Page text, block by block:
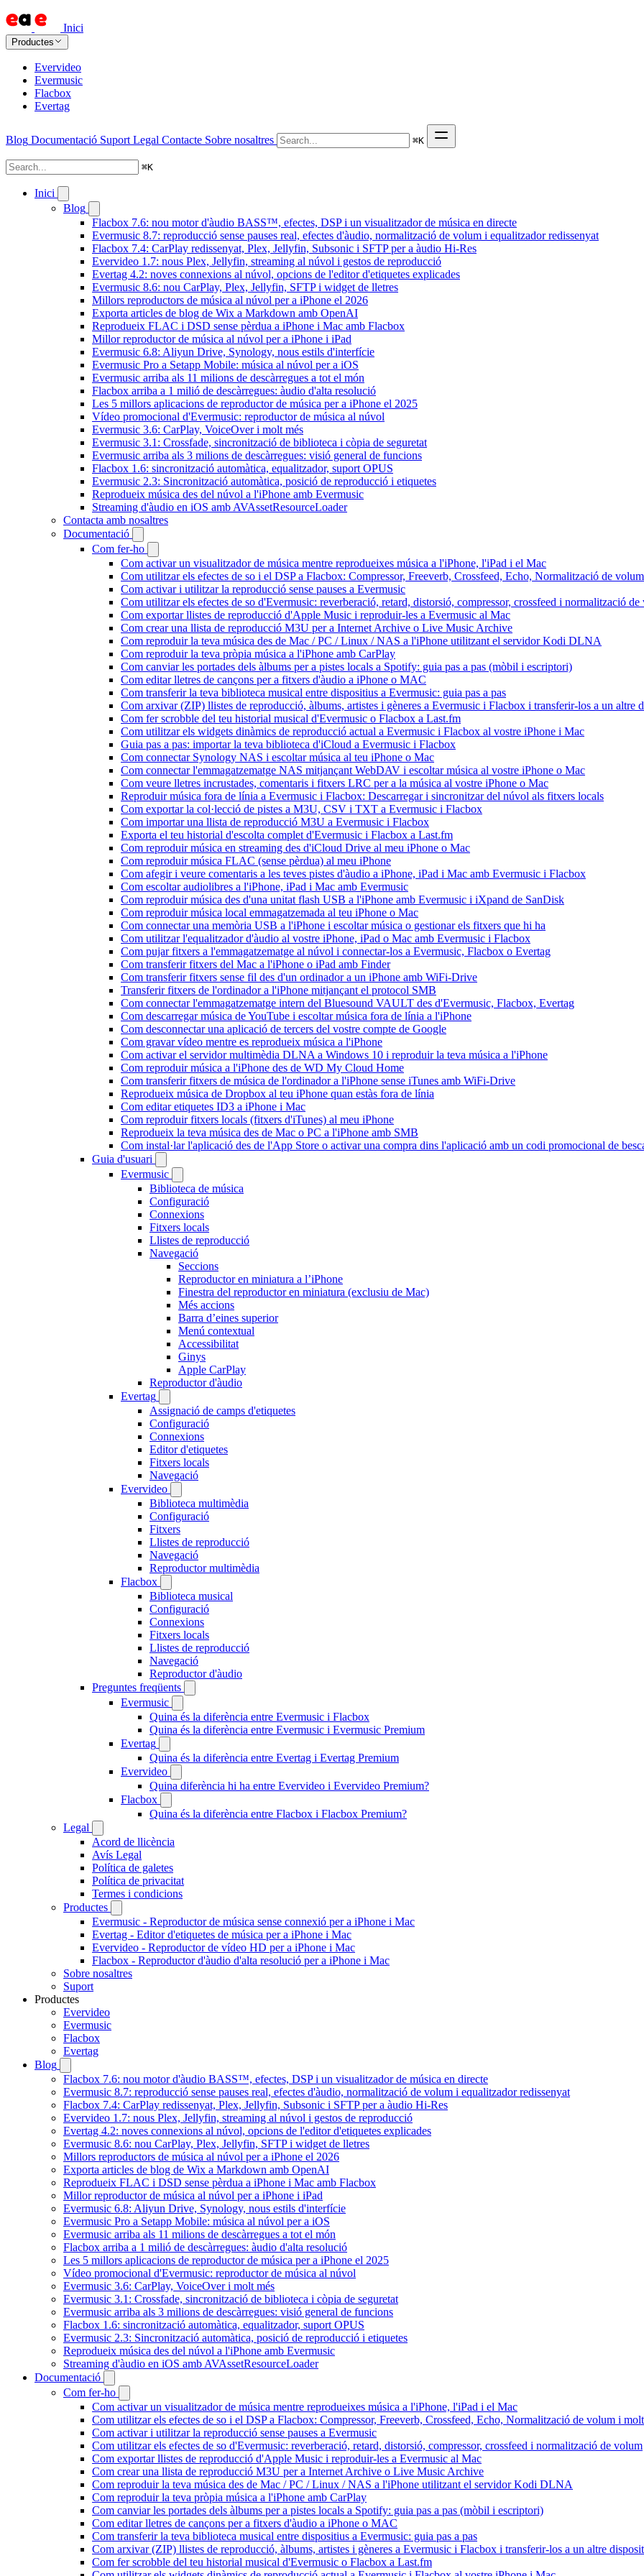
Inici
Productes
Evervideo
Evermusic
Flacbox
Evertag
Blog Documentació Suport Legal Contacte Sobre nosaltres ⌘K
⌘K
Inici
Blog
Flacbox 7.6: nou motor d'àudio BASS™, efectes, DSP i un visualitzador de música en directe
Evermusic 8.7: reproducció sense pauses real, efectes d'àudio, normalització de volum i equalitzador redissenyat
Flacbox 7.4: CarPlay redissenyat, Plex, Jellyfin, Subsonic i SFTP per a àudio Hi-Res
Evervideo 1.7: nous Plex, Jellyfin, streaming al núvol i gestos de reproducció
Evertag 4.2: noves connexions al núvol, opcions de l'editor d'etiquetes explicades
Evermusic 8.6: nou CarPlay, Plex, Jellyfin, SFTP i widget de lletres
Millors reproductors de música al núvol per a iPhone el 2026
Exporta articles de blog de Wix a Markdown amb OpenAI
Reprodueix FLAC i DSD sense pèrdua a iPhone i Mac amb Flacbox
Millor reproductor de música al núvol per a iPhone i iPad
Evermusic 6.8: Aliyun Drive, Synology, nous estils d'interfície
Evermusic Pro a Setapp Mobile: música al núvol per a iOS
Evermusic arriba als 11 milions de descàrregues a tot el món
Flacbox arriba a 1 milió de descàrregues: àudio d'alta resolució
Les 5 millors aplicacions de reproductor de música per a iPhone el 2025
Vídeo promocional d'Evermusic: reproductor de música al núvol
Evermusic 3.6: CarPlay, VoiceOver i molt més
Evermusic 3.1: Crossfade, sincronització de biblioteca i còpia de seguretat
Evermusic arriba als 3 milions de descàrregues: visió general de funcions
Flacbox 1.6: sincronització automàtica, equalitzador, suport OPUS
Evermusic 2.3: Sincronització automàtica, posició de reproducció i etiquetes
Reprodueix música des del núvol a l'iPhone amb Evermusic
Streaming d'àudio en iOS amb AVAssetResourceLoader
Contacta amb nosaltres
Documentació
Com fer-ho
Com activar un visualitzador de música mentre reprodueixes música a l'iPhone, l'iPad i el Mac
Com utilitzar els efectes de so i el DSP a Flacbox: Compressor, Freeverb, Crossfeed, Echo, Normalització de
Com activar i utilitzar la reproducció sense pauses a Evermusic
Com utilitzar els efectes de so d'Evermusic: reverberació, retard, distorsió, compressor, crossfeed i normalització de
Com exportar llistes de reproducció d'Apple Music i reproduir-les a Evermusic al Mac
Com crear una llista de reproducció M3U per a Internet Archive o Live Music Archive
Com reproduir la teva música des de Mac / PC / Linux / NAS a l'iPhone utilitzant el servidor Kodi DLNA
Com reproduir la teva pròpia música a l'iPhone amb CarPlay
Com canviar les portades dels àlbums per a pistes locals a Spotify: guia pas a pas (mòbil i escriptori)
Com editar lletres de cançons per a fitxers d'àudio a iPhone o MAC
Com transferir la teva biblioteca musical entre dispositius a Evermusic: guia pas a pas
Com arxivar (ZIP) llistes de reproducció, àlbums, artistes i gèneres a Evermusic i Flacbox i transferir-los a un altre
Com fer scrobble del teu historial musical d'Evermusic o Flacbox a Last.fm
Com utilitzar els widgets dinàmics de reproducció actual a Evermusic i Flacbox al vostre iPhone i Mac
Guia pas a pas: importar la teva biblioteca d'iCloud a Evermusic i Flacbox
Com connectar Synology NAS i escoltar música al teu iPhone o Mac
Com connectar l'emmagatzematge NAS mitjançant WebDAV i escoltar música al vostre iPhone o Mac
Com veure lletres incrustades, comentaris i fitxers LRC per a la música al vostre iPhone o Mac
Reproduir música fora de línia a Evermusic i Flacbox: Descarregar i sincronitzar del núvol als fitxers locals
Com exportar la col·lecció de pistes a M3U, CSV i TXT a Evermusic i Flacbox
Com importar una llista de reproducció M3U a Evermusic i Flacbox
Exporta el teu historial d'escolta complet d'Evermusic i Flacbox a Last.fm
Com reproduir música en streaming des d'iCloud Drive al meu iPhone o Mac
Com reproduir música FLAC (sense pèrdua) al meu iPhone
Com afegir i veure comentaris a les teves pistes d'àudio a iPhone, iPad i Mac amb Evermusic i Flacbox
Com escoltar audiolibres a l'iPhone, iPad i Mac amb Evermusic
Com reproduir música des d'una unitat flash USB a l'iPhone amb Evermusic i iXpand de SanDisk
Com reproduir música local emmagatzemada al teu iPhone o Mac
Com connectar una memòria USB a l'iPhone i escoltar música o gestionar els fitxers que hi ha
Com utilitzar l'equalitzador d'àudio al vostre iPhone, iPad o Mac amb Evermusic i Flacbox
Com pujar fitxers a l'emmagatzematge al núvol i connectar-los a Evermusic, Flacbox o Evertag
Com transferir fitxers del Mac a l'iPhone o iPad amb Finder
Com transferir fitxers sense fil des d'un ordinador a un iPhone amb WiFi-Drive
Transferir fitxers de l'ordinador a l'iPhone mitjançant el protocol SMB
Com connectar l'emmagatzematge intern del Bluesound VAULT des d'Evermusic, Flacbox, Evertag
Com descarregar música de YouTube i escoltar música fora de línia a l'iPhone
Com desconnectar una aplicació de tercers del vostre compte de Google
Com gravar vídeo mentre es reprodueix música a l'iPhone
Com activar el servidor multimèdia DLNA a Windows 10 i reproduir la teva música a l'iPhone
Com reproduir música a l'iPhone des de WD My Cloud Home
Com transferir fitxers de música de l'ordinador a l'iPhone sense iTunes amb WiFi-Drive
Reprodueix música de Dropbox al teu iPhone quan estàs fora de línia
Com editar etiquetes ID3 a iPhone i Mac
Com reproduir fitxers locals (fitxers d'iTunes) al meu iPhone
Reprodueix la teva música des de Mac o PC a l'iPhone amb SMB
Com instal·lar l'aplicació des de l'App Store o activar una compra dins l'aplicació amb un codi promocional de
Guia d'usuari
Evermusic
Biblioteca de música
Configuració
Connexions
Fitxers locals
Llistes de reproducció
Navegació
Seccions
Reproductor en miniatura a l’iPhone
Finestra del reproductor en miniatura (exclusiu de Mac)
Més accions
Barra d’eines superior
Menú contextual
Accessibilitat
Ginys
Apple CarPlay
Reproductor d'àudio
Evertag
Assignació de camps d'etiquetes
Configuració
Connexions
Editor d'etiquetes
Fitxers locals
Navegació
Evervideo
Biblioteca multimèdia
Configuració
Fitxers
Llistes de reproducció
Navegació
Reproductor multimèdia
Flacbox
Biblioteca musical
Configuració
Connexions
Fitxers locals
Llistes de reproducció
Navegació
Reproductor d'àudio
Preguntes freqüents
Evermusic
Quina és la diferència entre Evermusic i Flacbox
Quina és la diferència entre Evermusic i Evermusic Premium
Evertag
Quina és la diferència entre Evertag i Evertag Premium
Evervideo
Quina diferència hi ha entre Evervideo i Evervideo Premium?
Flacbox
Quina és la diferència entre Flacbox i Flacbox Premium?
Legal
Acord de llicència
Avís Legal
Política de galetes
Política de privacitat
Termes i condicions
Productes
Evermusic - Reproductor de música sense connexió per a iPhone i Mac
Evertag - Editor d'etiquetes de música per a iPhone i Mac
Evervideo - Reproductor de vídeo HD per a iPhone i Mac
Flacbox - Reproductor d'àudio d'alta resolució per a iPhone i Mac
Sobre nosaltres
Suport
Productes
Evervideo
Evermusic
Flacbox
Evertag
Blog
Flacbox 7.6: nou motor d'àudio BASS™, efectes, DSP i un visualitzador de música en directe
Evermusic 8.7: reproducció sense pauses real, efectes d'àudio, normalització de volum i equalitzador redissenyat
Flacbox 7.4: CarPlay redissenyat, Plex, Jellyfin, Subsonic i SFTP per a àudio Hi-Res
Evervideo 1.7: nous Plex, Jellyfin, streaming al núvol i gestos de reproducció
Evertag 4.2: noves connexions al núvol, opcions de l'editor d'etiquetes explicades
Evermusic 8.6: nou CarPlay, Plex, Jellyfin, SFTP i widget de lletres
Millors reproductors de música al núvol per a iPhone el 2026
Exporta articles de blog de Wix a Markdown amb OpenAI
Reprodueix FLAC i DSD sense pèrdua a iPhone i Mac amb Flacbox
Millor reproductor de música al núvol per a iPhone i iPad
Evermusic 6.8: Aliyun Drive, Synology, nous estils d'interfície
Evermusic Pro a Setapp Mobile: música al núvol per a iOS
Evermusic arriba als 11 milions de descàrregues a tot el món
Flacbox arriba a 1 milió de descàrregues: àudio d'alta resolució
Les 5 millors aplicacions de reproductor de música per a iPhone el 2025
Vídeo promocional d'Evermusic: reproductor de música al núvol
Evermusic 3.6: CarPlay, VoiceOver i molt més
Evermusic 3.1: Crossfade, sincronització de biblioteca i còpia de seguretat
Evermusic arriba als 3 milions de descàrregues: visió general de funcions
Flacbox 1.6: sincronització automàtica, equalitzador, suport OPUS
Evermusic 2.3: Sincronització automàtica, posició de reproducció i etiquetes
Reprodueix música des del núvol a l'iPhone amb Evermusic
Streaming d'àudio en iOS amb AVAssetResourceLoader
Documentació
Com fer-ho
Com activar un visualitzador de música mentre reprodueixes música a l'iPhone, l'iPad i el Mac
Com utilitzar els efectes de so i el DSP a Flacbox: Compressor, Freeverb, Crossfeed, Echo, Normalització de volum i
Com activar i utilitzar la reproducció sense pauses a Evermusic
Com utilitzar els efectes de so d'Evermusic: reverberació, retard, distorsió, compressor, crossfeed i normalització de volum
Com exportar llistes de reproducció d'Apple Music i reproduir-les a Evermusic al Mac
Com crear una llista de reproducció M3U per a Internet Archive o Live Music Archive
Com reproduir la teva música des de Mac / PC / Linux / NAS a l'iPhone utilitzant el servidor Kodi DLNA
Com reproduir la teva pròpia música a l'iPhone amb CarPlay
Com canviar les portades dels àlbums per a pistes locals a Spotify: guia pas a pas (mòbil i escriptori)
Com editar lletres de cançons per a fitxers d'àudio a iPhone o MAC
Com transferir la teva biblioteca musical entre dispositius a Evermusic: guia pas a pas
Com arxivar (ZIP) llistes de reproducció, àlbums, artistes i gèneres a Evermusic i Flacbox i transferir-los a un altre
Com fer scrobble del teu historial musical d'Evermusic o Flacbox a Last.fm